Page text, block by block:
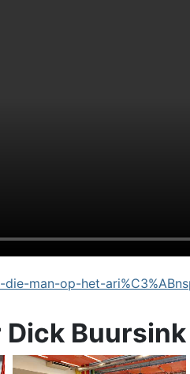
man-op-het-
Dick Buursink